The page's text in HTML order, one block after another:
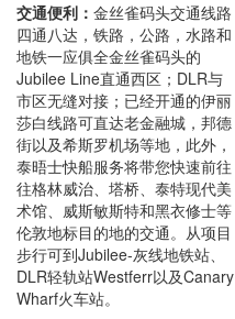
交通便利： 金丝雀码头交通线路
四通八达，铁路，公路，水路和
地铁一应俱全金丝雀码头的
Jubilee Line直通西区；DLR与
市区无缝对接；已经开通的伊丽
莎白线路可直达老金融城，邦德
街以及希斯罗机场等地，此外，
泰晤士快船服务将带您快速前往
往格林威治、塔桥、泰特现代美
术馆、威斯敏斯特和黑衣修士等
伦敦地标目的地的交通。从项目
步行可到Jubilee-灰线地铁站、
DLR轻轨站Westferr以及Canary
Wharf火车站。